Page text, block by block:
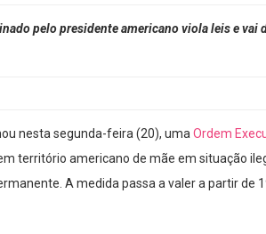
pelo presidente americano viola leis e vai
nesta segunda-feira (20), uma Ordem
território americano de mãe em situação
A medida passa a valer a partir de